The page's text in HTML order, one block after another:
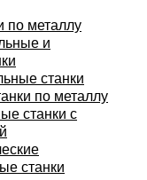
по металлу
и
станки
по металлу
станки с
станки